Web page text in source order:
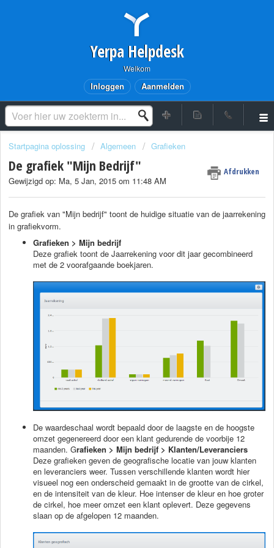
Yerpa Helpdesk
Welkom
Inloggen Aanmelden
Startpagina oplossing Algemeen Grafieken
De grafiek "Mijn Bedrijf" Afdrukken
Gewijzigd op: Ma, 5 Jan, 2015 om 11:48 AM
De grafiek van "Mijn bedrijf" toont de huidige situatie van de jaarrekening
in grafiekvorm.
Grafieken > Mijn bedrijf
Deze grafiek toont de Jaarrekening voor dit jaar gecombineerd
met de 2 voorafgaande boekjaren.
De waardeschaal wordt bepaald door de laagste en de hoogste
omzet gegenereerd door een klant gedurende de voorbije 12
maanden. Grafieken > Mijn bedrijf > Klanten/Leveranciers
Deze grafieken geven de geografische locatie van jouw klanten
en leveranciers weer. Tussen verschillende klanten wordt hier
visueel nog een onderscheid gemaakt in de grootte van de cirkel,
en de intensiteit van de kleur. Hoe intenser de kleur en hoe groter
de cirkel, hoe meer omzet een klant oplevert. Deze gegevens
slaan op de afgelopen 12 maanden.